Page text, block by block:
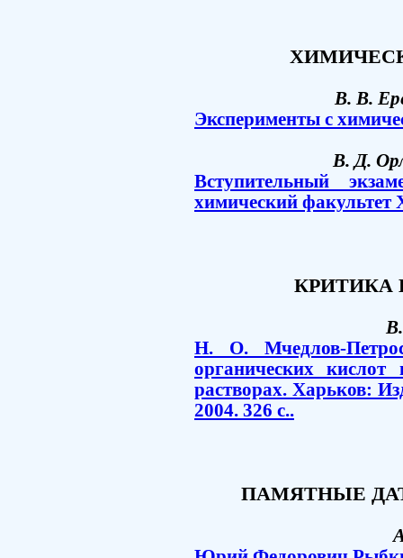
В. В.
Эксперименты с
В. Д.
Вступительный
химический
КРИТИКА
Н. О. Мчедлов-
органических
растворах. Харьков:
2004. 326 с..
ПАМЯТНЫЕ